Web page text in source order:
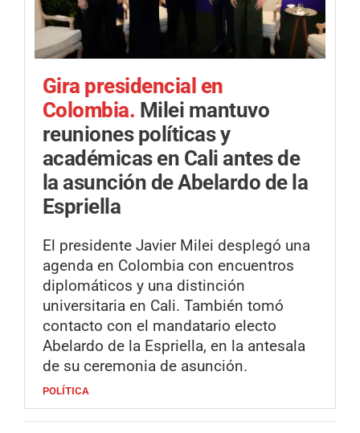
Gira presidencial en
Colombia. Milei mantuvo
reuniones políticas y
académicas en Cali antes de
la asunción de Abelardo de la
Espriella
El presidente Javier Milei desplegó una
agenda en Colombia con encuentros
diplomáticos y una distinción
universitaria en Cali. También tomó
contacto con el mandatario electo
Abelardo de la Espriella, en la antesala
de su ceremonia de asunción.
POLÍTICA